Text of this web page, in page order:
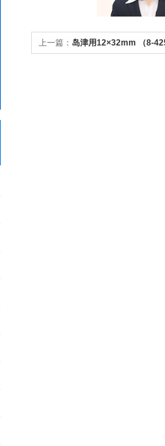
上一篇： 岛津用12×32mm （8-